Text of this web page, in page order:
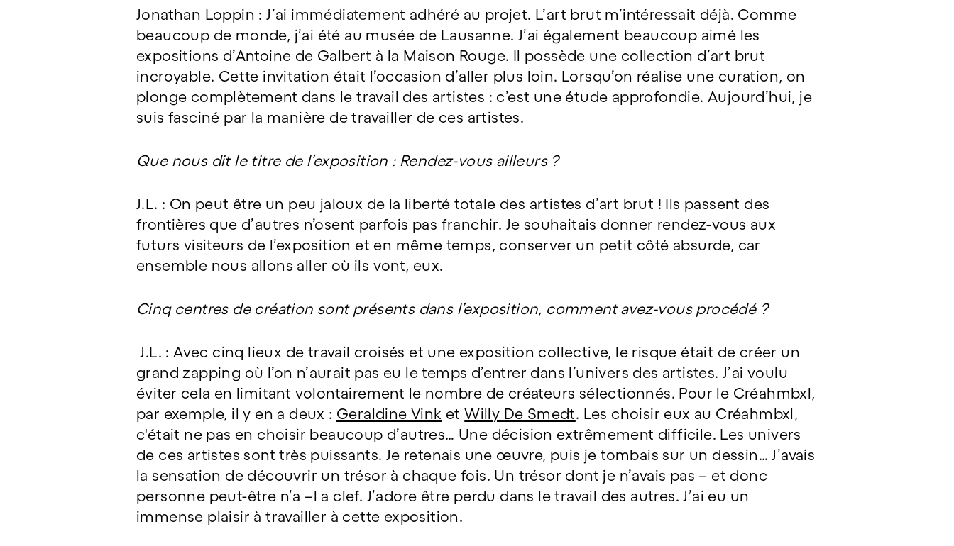
Jonathan Loppin : J’ai immédiatement adhéré au projet. L’art brut m’intéressait déjà. Comme
beaucoup de monde, j’ai été au musée de Lausanne. J’ai également beaucoup aimé les
expositions d’Antoine de Galbert à la Maison Rouge. Il possède une collection d’art brut
incroyable. Cette invitation était l’occasion d’aller plus loin. Lorsqu’on réalise une curation, on
plonge complètement dans le travail des artistes : c’est une étude approfondie. Aujourd’hui, je
suis fasciné par la manière de travailler de ces artistes.
Que nous dit le titre de l’exposition : Rendez-vous ailleurs ?
J.L. : On peut être un peu jaloux de la liberté totale des artistes d’art brut ! Ils passent des
frontières que d’autres n’osent parfois pas franchir. Je souhaitais donner rendez-vous aux
futurs visiteurs de l’exposition et en même temps, conserver un petit côté absurde, car
ensemble nous allons aller où ils vont, eux.
Cinq centres de création sont présents dans l’exposition, comment avez-vous procédé ?
J.L. : Avec cinq lieux de travail croisés et une exposition collective, le risque était de créer un
grand zapping où l’on n’aurait pas eu le temps d’entrer dans l’univers des artistes. J’ai voulu
éviter cela en limitant volontairement le nombre de créateurs sélectionnés. Pour le Créahmbxl,
par exemple, il y en a deux : Geraldine Vink etWilly De Smedt. Les choisir eux au Créahmbxl,
c'était ne pas en choisir beaucoup d’autres… Une décision extrêmement difficile. Les univers
de ces artistes sont très puissants. Je retenais une œuvre, puis je tombais sur un dessin… J’avais
la sensation de découvrir un trésor à chaque fois. Un trésor dont je n’avais pas – et donc
personne peut-être n’a –l a clef. J’adore être perdu dans le travail des autres. J’ai eu un
immense plaisir à travailler à cette exposition.